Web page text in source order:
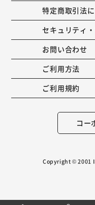
特定商取引法
セキュリティ
お問い合わせ
ご利用方法
ご利用規約
コー
Copyright © 2001